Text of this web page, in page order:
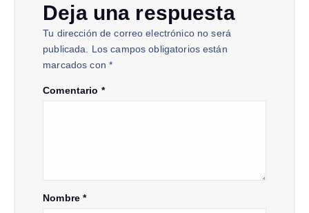
Deja una respuesta
Tu dirección de correo electrónico no será
publicada.
Los campos obligatorios están
marcados con *
Comentario *
Nombre*